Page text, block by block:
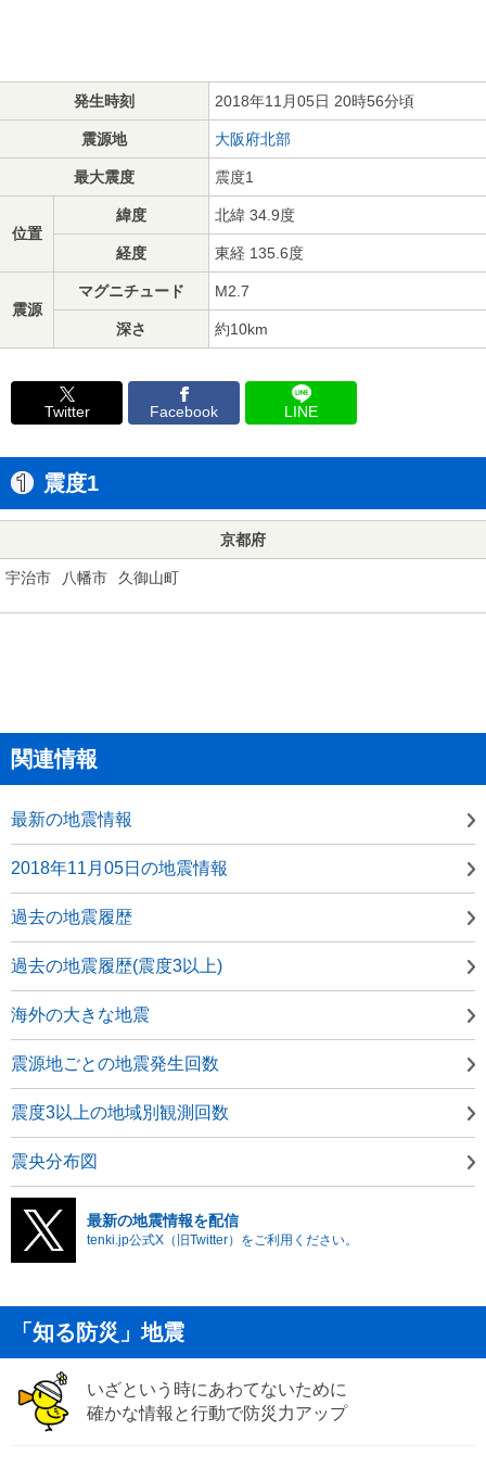
発生時刻 2018年11月05日 20時56分頃
震源地 大阪府北部
最大震度 震度1
位置
緯度 北緯 34.9度
経度 東経 135.6度
震源
マグニチュード M2.7
深さ 約10km
Twitter Facebook LINE
震度1
京都府
宇治市 八幡市 久御山町
関連情報
最新の地震情報
2018年11月05日の地震情報
過去の地震履歴
過去の地震履歴(震度3以上)
海外の大きな地震
震源地ごとの地震発生回数
震度3以上の地域別観測回数
震央分布図
最新の地震情報を配信
tenki.jp公式X（旧Twitter）をご利用ください。
「知る防災」地震
いざという時にあわてないために
確かな情報と行動で防災力アップ